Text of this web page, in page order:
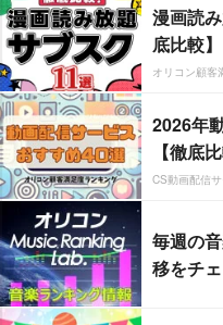
漫画読
底比較】
オリコン顧客
2026年
【徹底
CS動画配信
毎週の
移をチ